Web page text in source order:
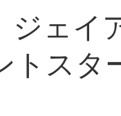
ジェイ
トスタ